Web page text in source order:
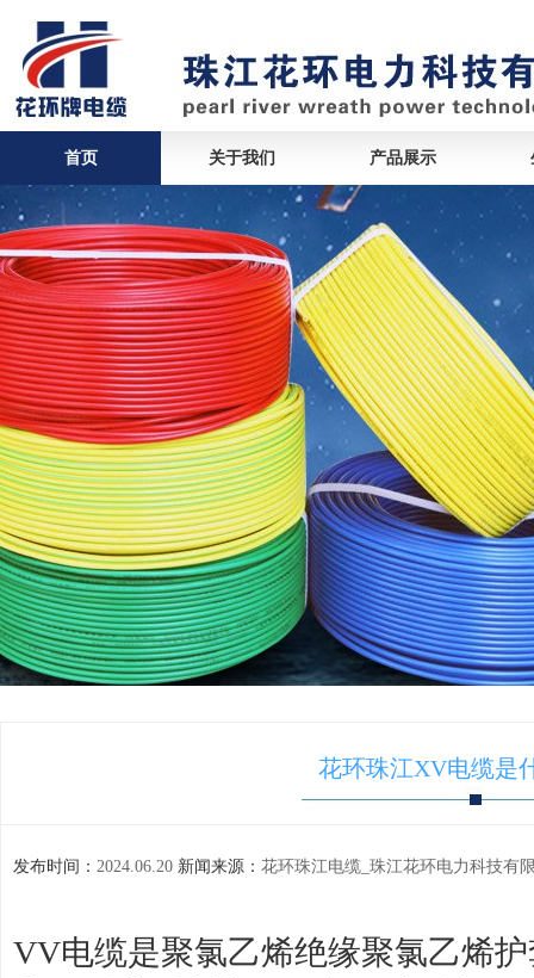
首页 关于我们 产品展示
花环珠江XV电缆是
发布时间： 2024.06.20 新闻来源： 花环珠江电缆_珠江花环电力科技有
VV电缆是聚氯乙烯绝缘聚氯乙烯